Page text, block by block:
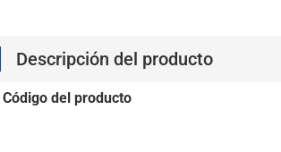
Descripción del producto
Código del producto